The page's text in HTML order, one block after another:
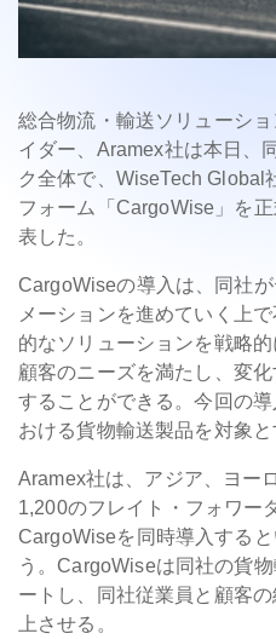
総合物流・輸送ソリューシ
イダー、Aramex社は本日、
ク全体で、WiseTech Global
フォーム「CargoWise」を
表した。
CargoWiseの導入は、同社
メーションを進めていく上
的なソリューションを戦略
顧客のニーズを満たし、変
することができる。今回の
おける貨物輸送製品を対象と
Aramex社は、アジア、ヨー
1,200のフレイト・フォワー
CargoWiseを同時導入する
う。CargoWiseは同社の貨
ートし、同社従業員と顧客
上させる。